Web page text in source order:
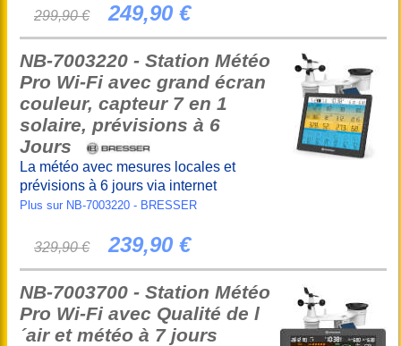
299,90 € 249,90 €
NB-7003220 - Station Météo
Pro Wi-Fi avec grand écran
couleur, capteur 7 en 1
solaire, prévisions à 6
Jours
La météo avec mesures locales et
prévisions à 6 jours via internet
Plus sur NB-7003220 - BRESSER
329,90 € 239,90 €
NB-7003700 - Station Météo
Pro Wi-Fi avec Qualité de l
´air et météo à 7 jours